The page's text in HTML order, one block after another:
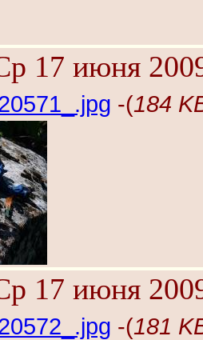
17 июня
-(184
17 июня
-(181